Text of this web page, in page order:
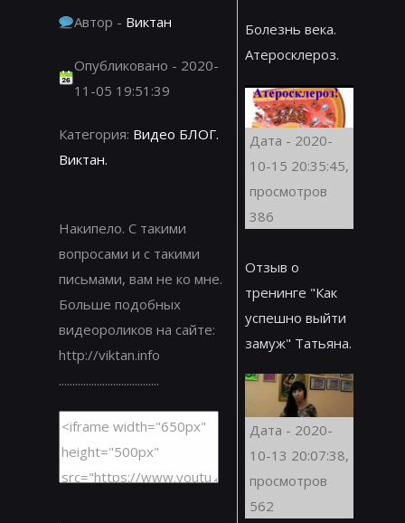
Автор - Виктан
Опубликовано - 2020-
11-05 19:51:39
Категория: Видео БЛОГ.
Виктан.
Накипело. С такими
вопросами и с такими
письмами, вам не ко мне.
Больше подобных
видеороликов на сайте:
http://viktan.info
.....................................
Болезнь века.
Атеросклероз.
Дата - 2020-
10-15 20:35:45,
просмотров
386
Отзыв о
тренинге "Как
успешно выйти
замуж" Татьяна.
Дата - 2020-
10-13 20:07:38,
просмотров
562